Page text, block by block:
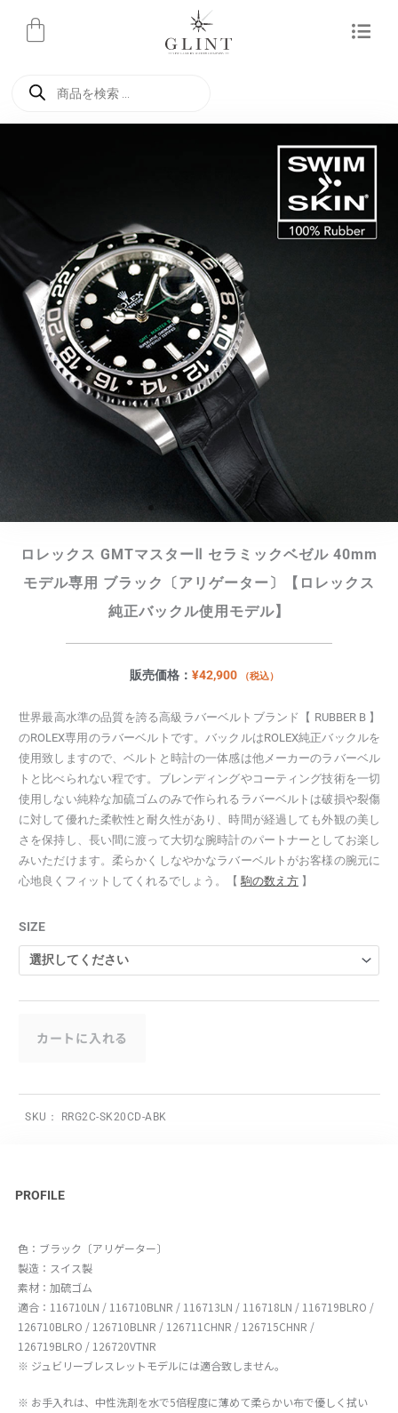
ッ
ロレックス GMTマスターⅡ セラミックベゼル 40mm
モデル専用 ブラック〔アリゲーター〕【ロレックス
純正バックル使用モデル】
販売価格： ¥42,900 （税込）
世界最高水準の品質を誇る高級ラバーベルトブランド【 RUBBER B 】
のROLEX専用のラバーベルトです。バックルはROLEX純正バックルを
使用致しますので、ベルトと時計の一体感は他メーカーのラバーベル
トと比べられない程です。ブレンディングやコーティング技術を一切
使用しない純粋な加硫ゴムのみで作られるラバーベルトは破損や裂傷
に対して優れた柔軟性と耐久性があり、時間が経過しても外観の美し
さを保持し、長い間に渡って大切な腕時計のパートナーとしてお楽し
みいただけます。柔らかくしなやかなラバーベルトがお客様の腕元に
心地良くフィットしてくれるでしょう。【 駒の数え方 】
SIZE
カートに入れる
SKU： RRG2C-SK20CD-ABK
PROFILE
色：ブラック〔アリゲーター〕
製造：スイス製
素材：加硫ゴム
適合：116710LN / 116710BLNR / 116713LN / 116718LN / 116719BLRO /
126710BLRO / 126710BLNR / 126711CHNR / 126715CHNR /
126719BLRO / 126720VTNR
※ ジュビリーブレスレットモデルには適合致しません。
※ お手入れは、中性洗剤を水で5倍程度に薄めて柔らかい布で優しく拭い